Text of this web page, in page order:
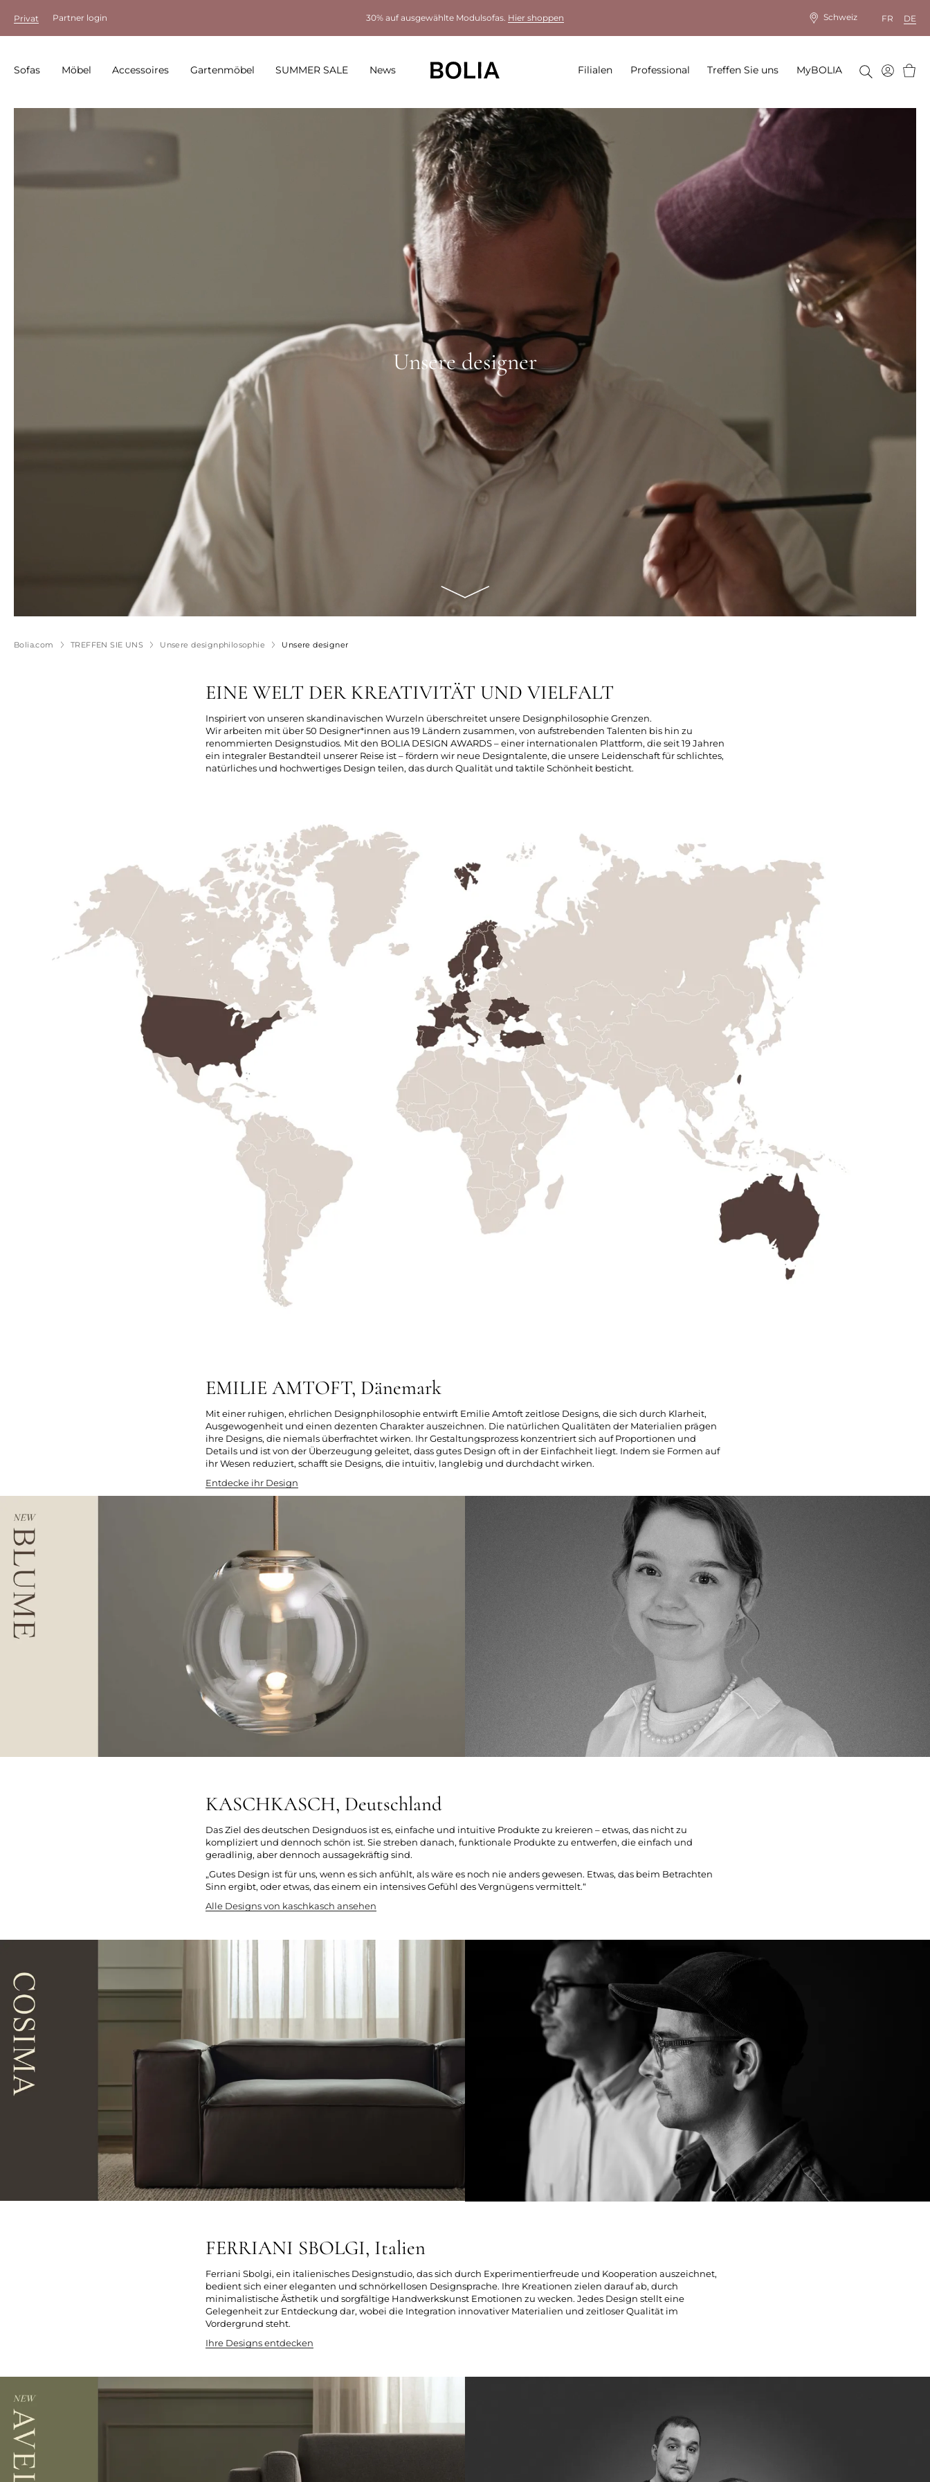
Privat Partner login 30% auf ausgewählte Modulsofas. Hier shoppen Schweiz FR DE
Sofas Möbel Accessoires Gartenmöbel SUMMER SALE News Filialen Professional Treffen Sie uns MyBOLIA
Unsere designer
Bolia.com TREFFEN SIE UNS Unsere designphilosophie Unsere designer
EINE WELT DER KREATIVITÄT UND VIELFALT
Inspiriert von unseren skandinavischen Wurzeln überschreitet unsere Designphilosophie Grenzen.
Wir arbeiten mit über 50 Designer*innen aus 19 Ländern zusammen, von aufstrebenden Talenten bis hin zu
renommierten Designstudios. Mit den BOLIA DESIGN AWARDS – einer internationalen Plattform, die seit 19 Jahren
ein integraler Bestandteil unserer Reise ist – fördern wir neue Designtalente, die unsere Leidenschaft für schlichtes,
natürliches und hochwertiges Design teilen, das durch Qualität und taktile Schönheit besticht.
EMILIE AMTOFT, Dänemark
Mit einer ruhigen, ehrlichen Designphilosophie entwirft Emilie Amtoft zeitlose Designs, die sich durch Klarheit,
Ausgewogenheit und einen dezenten Charakter auszeichnen. Die natürlichen Qualitäten der Materialien prägen
ihre Designs, die niemals überfrachtet wirken. Ihr Gestaltungsprozess konzentriert sich auf Proportionen und
Details und ist von der Überzeugung geleitet, dass gutes Design oft in der Einfachheit liegt. Indem sie Formen auf
ihr Wesen reduziert, schafft sie Designs, die intuitiv, langlebig und durchdacht wirken.
Entdecke ihr Design
KASCHKASCH, Deutschland
Das Ziel des deutschen Designduos ist es, einfache und intuitive Produkte zu kreieren – etwas, das nicht zu
kompliziert und dennoch schön ist. Sie streben danach, funktionale Produkte zu entwerfen, die einfach und
geradlinig, aber dennoch aussagekräftig sind.
„Gutes Design ist für uns, wenn es sich anfühlt, als wäre es noch nie anders gewesen. Etwas, das beim Betrachten
Sinn ergibt, oder etwas, das einem ein intensives Gefühl des Vergnügens vermittelt.“
Alle Designs von kaschkasch ansehen
FERRIANI SBOLGI, Italien
Ferriani Sbolgi, ein italienisches Designstudio, das sich durch Experimentierfreude und Kooperation auszeichnet,
bedient sich einer eleganten und schnörkellosen Designsprache. Ihre Kreationen zielen darauf ab, durch
minimalistische Ästhetik und sorgfältige Handwerkskunst Emotionen zu wecken. Jedes Design stellt eine
Gelegenheit zur Entdeckung dar, wobei die Integration innovativer Materialien und zeitloser Qualität im
Vordergrund steht.
Ihre Designs entdecken